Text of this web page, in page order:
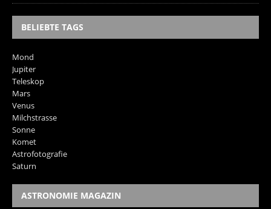
BELIEBTE TAGS
Mond
Jupiter
Teleskop
Mars
Venus
Milchstrasse
Sonne
Komet
Astrofotografie
Saturn
ASTRONOMIE MAGAZIN